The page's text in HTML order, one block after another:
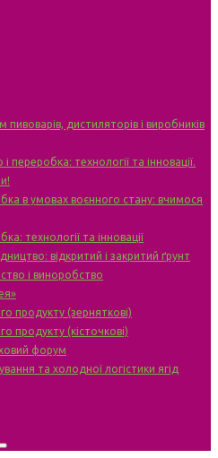
дистиляторів і виробників
переробка: технології та інновації.
в умовах воєнного стану: вчимося
технології та інновації
відкритий і закритий ґрунт
і виноробство
продукту (зерняткові)
продукту (кісточкові)
форум
та холодної логістики ягід